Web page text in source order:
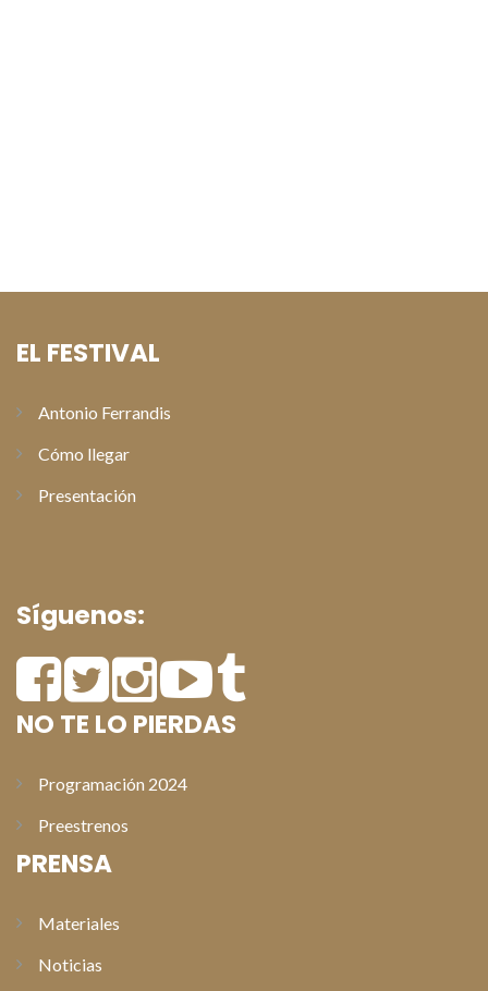
EL FESTIVAL
Antonio Ferrandis
Cómo llegar
Presentación
Síguenos:
NO TE LO PIERDAS
Programación 2024
Preestrenos
PRENSA
Materiales
Noticias